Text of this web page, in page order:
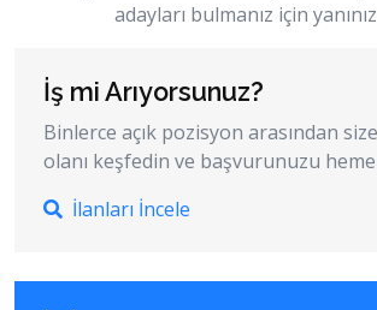
adayları bulmanız için
İş mi Arıyorsunuz?
Binlerce açık pozisyon arasından
olanı keşfedin ve başvurunuzu
İlanları İncele